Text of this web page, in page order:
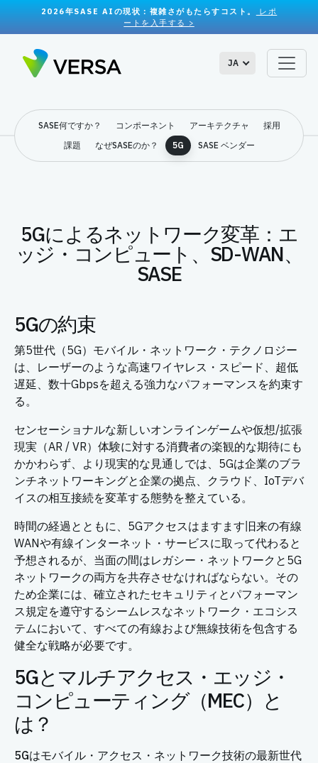
2026年SASE AIの現状：複雑さがもたらすコスト。
レポ
ートを入手する >
JA
SASE何ですか？ コンポーネント アーキテクチャ
採用
課題
なぜSASEのか？ 5G SASE ベンダー
5Gによるネットワーク変革：エ
ッジ・コンピュート、SD-WAN、
SASE
5Gの約束
第5世代（5G）モバイル・ネットワーク・テクノロジー
は、レーザーのような高速ワイヤレス・スピード、超低
遅延、数十Gbpsを超える強力なパフォーマンスを約束す
る。
センセーショナルな新しいオンラインゲームや仮想/拡張
現実（AR / VR）体験に対する消費者の楽観的な期待にも
かかわらず、より現実的な見通しでは、5Gは企業のブラ
ンチネットワーキングと企業の拠点、クラウド、IoTデバ
イスの相互接続を変革する態勢を整えている。
時間の経過とともに、5Gアクセスはますます旧来の有線
WANや有線インターネット・サービスに取って代わると
予想されるが、当面の間はレガシー・ネットワークと5G
ネットワークの両方を共存させなければならない。その
ため企業には、確立されたセキュリティとパフォーマン
ス規定を遵守するシームレスなネットワーク・エコシス
テムにおいて、すべての有線および無線技術を包含する
健全な戦略が必要です。
5Gとマルチアクセス・エッジ・
コンピューティング（MEC）と
は？
5Gはモバイル・アクセス・ネットワーク技術の最新世代